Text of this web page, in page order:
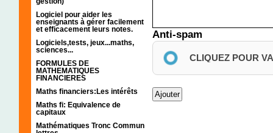
Logiciel pour aider les
enseignants à gérer facilement
et efficacement leurs notes.
Logiciels,tests, jeux...maths,
sciences...
FORMULES DE
MATHEMATIQUES
FINANCIERES
Maths financiers:Les intérêts
Maths fi: Equivalence de
capitaux
Mathématiques Tronc Commun
Anti-spam
CLIQUEZ POUR